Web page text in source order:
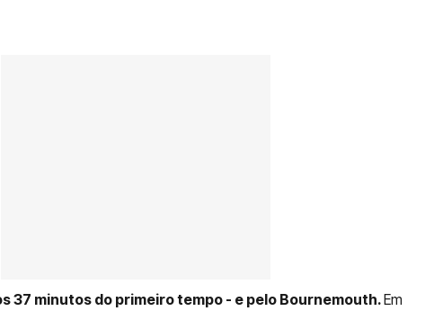
37 minutos do primeiro tempo - e pelo Bournemouth.Em